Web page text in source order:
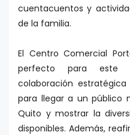
cuentacuentos y
de la familia.
El Centro Comercial
perfecto para este
colaboración
para llegar a un público
Quito y mostrar la
disponibles. Además,